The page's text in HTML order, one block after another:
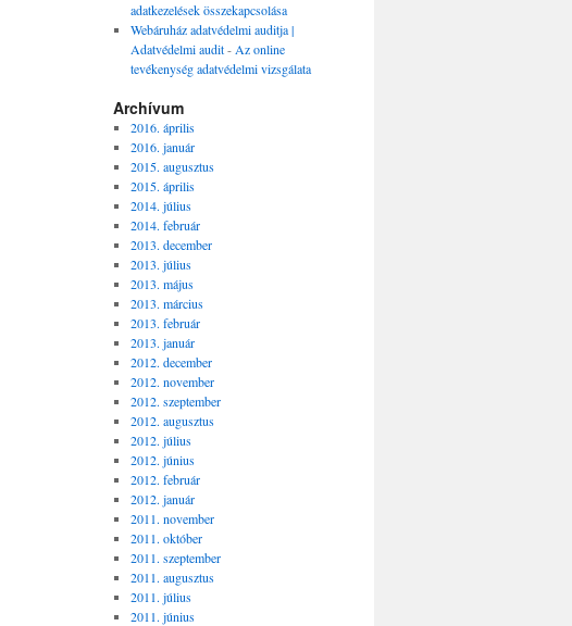
adatkezelések összekapcsolása
Webáruház adatvédelmi auditja |
Adatvédelmi audit- Az online
tevékenység adatvédelmi vizsgálata
Archívum
2016. április
2016. január
2015. augusztus
2015. április
2014. július
2014. február
2013. december
2013. július
2013. május
2013. március
2013. február
2013. január
2012. december
2012. november
2012. szeptember
2012. augusztus
2012. július
2012. június
2012. február
2012. január
2011. november
2011. október
2011. szeptember
2011. augusztus
2011. július
2011. június